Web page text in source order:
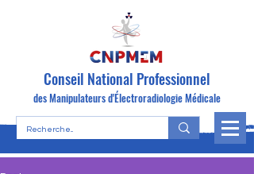
Conseil National Professionnel
des Manipulateurs d'Électroradiologie Médicale